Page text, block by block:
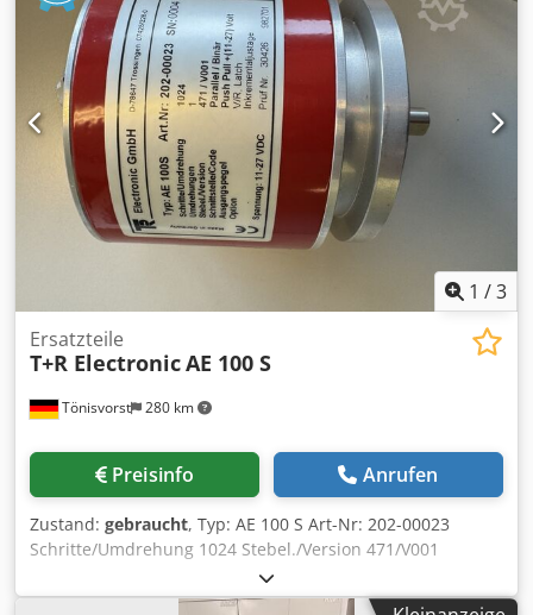
1 /3
Tönisvorst 280 km
Ersatzteile
T+R ElectronicAE 100 S
Preisinfo Anrufen
Zustand: gebraucht, Typ: AE 100 S Art-Nr: 202-00023
Schritte/Umdrehung 1024 Stebel./Version 471/V001
Schnittstelle/Code: Parallel/Binär Ausgangspegel: Push/Pull
+(11-27) Volt Option: V/R, Latch Inkrementaljustage Codoy